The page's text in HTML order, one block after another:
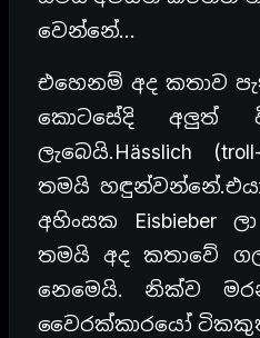
වෙන්නේ…
එහෙනම් අද කතාව
කොටසේදි අලුත්
ලැබෙයි.Hässlich
තමයි
අහිංසක Eisbieber
තමයි අද කතාවේ
නෙමෙයි. නික්ව
වෛරක්කාරයෝ